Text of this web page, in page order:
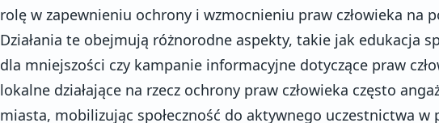
rolę w zapewnieniu ochrony i wzmocnieniu praw człowieka na
Działania te obejmują różnorodne aspekty, takie jak edukacja
dla mniejszości czy kampanie informacyjne dotyczące praw
lokalne działające na rzecz ochrony praw człowieka często
miasta, mobilizując społeczność do aktywnego uczestnictwa w